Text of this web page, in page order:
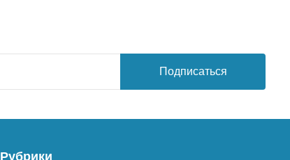
Подписаться
Рубрики